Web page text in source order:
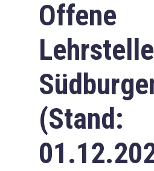
Offene
(Stand: